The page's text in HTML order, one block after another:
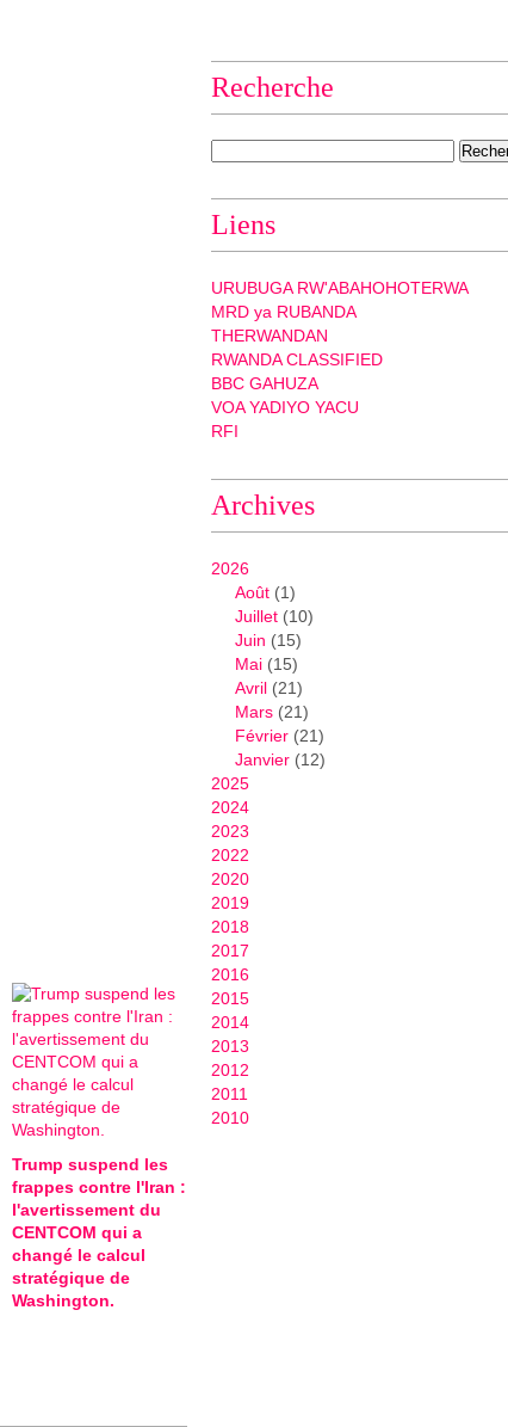
Trump suspend les
frappes contre l'Iran :
l'avertissement du
CENTCOM qui a
changé le calcul
stratégique de
Washington.
Recherche
Liens
URUBUGA RW'ABAHOHOTERWA
MRD ya RUBANDA
THERWANDAN
RWANDA CLASSIFIED
BBC GAHUZA
VOA YADIYO YACU
RFI
Archives
2026
Août (1)
Juillet (10)
Juin (15)
Mai (15)
Avril (21)
Mars (21)
Février (21)
Janvier (12)
2025
2024
2023
2022
2020
2019
2018
2017
2016
2015
2014
2013
2012
2011
2010